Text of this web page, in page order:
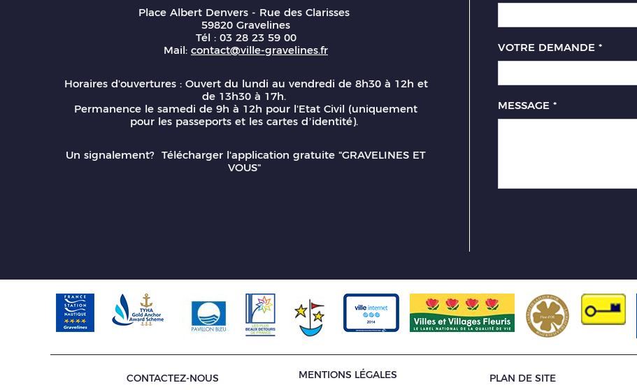
Place Albert Denvers - Rue des Clarisses
59820 Gravelines
Tél : 03 28 23 59 00
Mail: contact@ville-gravelines.fr
Horaires d'ouvertures : Ouvert du lundi au vendredi de 8h30 à 12h et
de 13h30 à 17h.
Permanence le samedi de 9h à 12h pour l'Etat Civil (uniquement
pour les passeports et les cartes d’identité).
Un signalement? Télécharger l'application gratuite "GRAVELINES ET
VOUS"
VOTRE DEMANDE *
MESSAGE *
CONTACTEZ-NOUS MENTIONS LÉGALES PLAN DE SITE